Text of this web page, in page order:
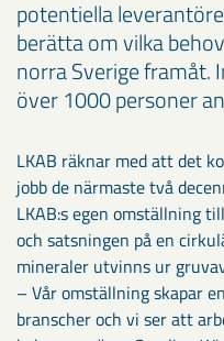
potentiella
berätta om vilka
norra Sverige framåt.
över 1000 personer
LKAB räknar med att det
jobb de närmaste två
LKAB:s egen omställning
och satsningen på en
mineraler utvinns ur
– Vår omställning skapar
branscher och vi ser att